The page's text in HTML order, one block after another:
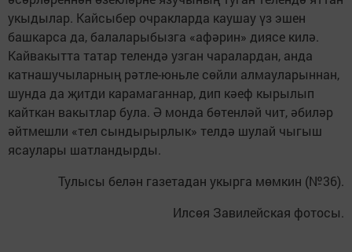
укыдылар. Кайсыбер очракларда каушау үз эшен
башкарса да, балаларыбызга «афәрин» диясе килә.
Кайвакытта татар телендә узган чаралардан, анда
катнашучыларның рәтле-юньле сөйли алмауларыннан,
шунда да җитди карамаганнар, дип кәеф кырылып
кайт­кан вакытлар була. Ә монда бөтенләй чит, әбиләр
әйтмешли «тел сындырырлык» телдә шулай чыгыш
ясаулары шатландырды.
Тулысы белән газетадан укырга мөмкин (№36).
Илсөя Завилейская фотосы.